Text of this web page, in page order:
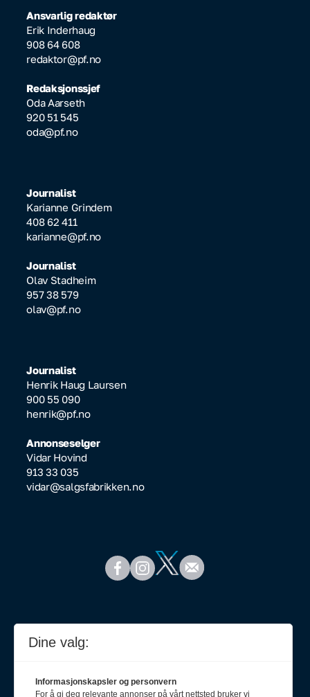
Ansvarlig redaktør
Erik Inderhaug
908 64 608
redaktor@pf.no
Redaksjonssjef
Oda Aarseth
920 51 545
oda@pf.no
Journalist
Karianne Grindem
408 62 411
karianne@pf.no
Journalist
Olav Stadheim
957 38 579
olav@pf.no
Journalist
Henrik Haug Laursen
900 55 090
henrik@pf.no
Annonseselger
Vidar Hovind
913 33 035
vidar@salgsfabrikken.no
Dine valg:
Informasjonskapsler og personvern
For å gi deg relevante annonser på vårt nettsted bruker vi